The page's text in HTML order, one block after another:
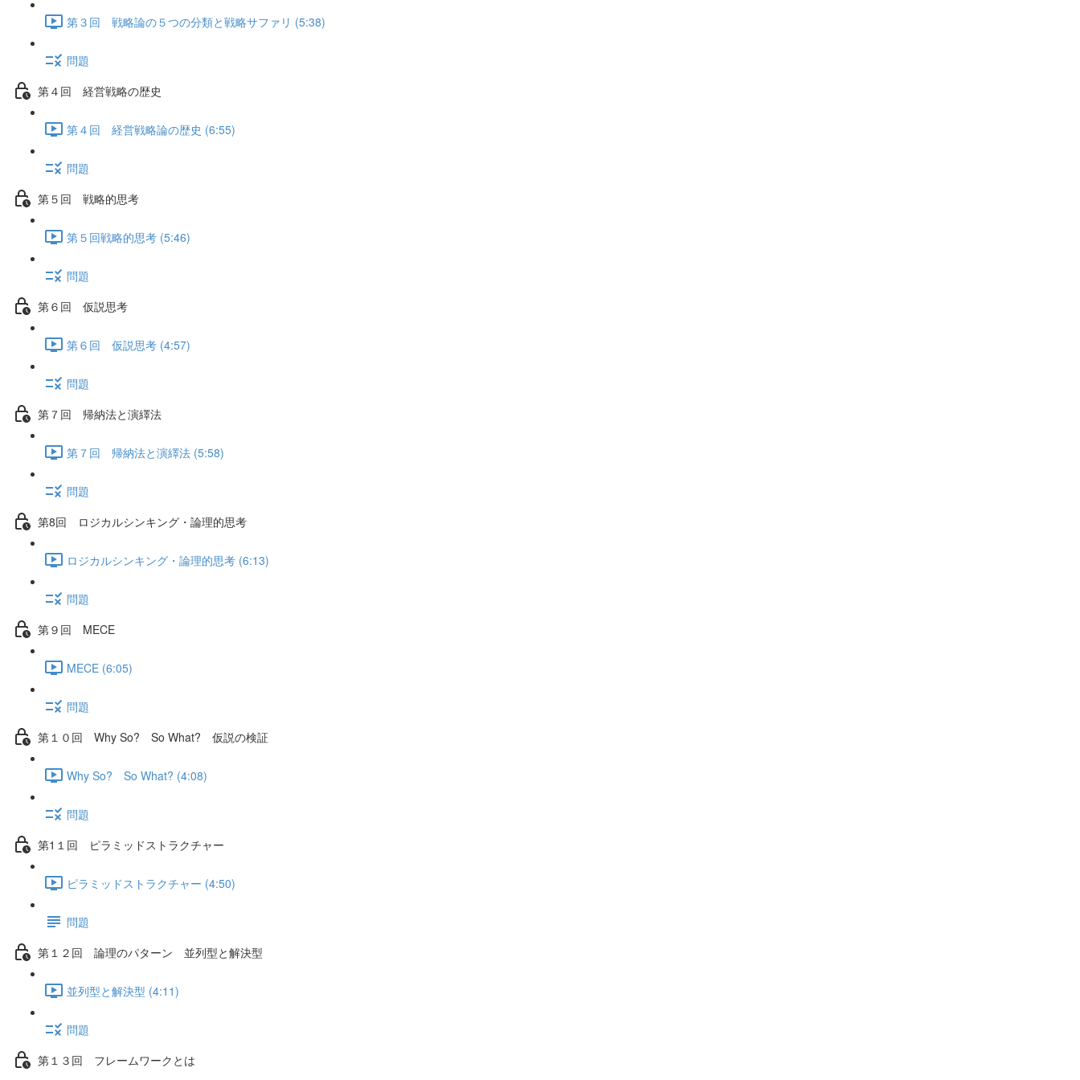
第３回 戦略論の５つの分類と戦略サファリ (5:38)
問題
第４回 経営戦略の歴史
第４回 経営戦略論の歴史 (6:55)
問題
第５回 戦略的思考
第５回戦略的思考 (5:46)
問題
第６回 仮説思考
第６回 仮説思考 (4:57)
問題
第７回 帰納法と演繹法
第７回 帰納法と演繹法 (5:58)
問題
第8回 ロジカルシンキング・論理的思考
ロジカルシンキング・論理的思考 (6:13)
問題
第９回 MECE
MECE (6:05)
問題
第１０回 Why So? So What? 仮説の検証
Why So? So What? (4:08)
問題
第1１回 ピラミッドストラクチャー
ピラミッドストラクチャー (4:50)
問題
第１２回 論理のパターン 並列型と解決型
並列型と解決型 (4:11)
問題
第１３回 フレームワークとは